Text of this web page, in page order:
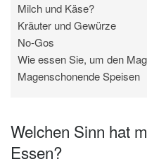
Milch und Käse?
Kräuter und Gewürze
No-Gos
Wie essen Sie, um den
Magenschonende Speisen
Welchen Sinn hat
Essen?